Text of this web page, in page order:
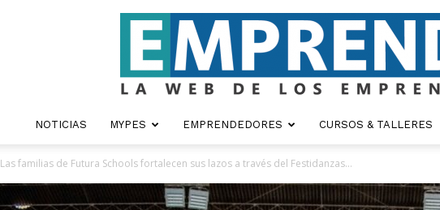
NOTICIAS MYPES EMPRENDEDORES CURSOS & TALLERES
Las familias de Futura Schools fortalecen sus lazos a través del Festidanzas...